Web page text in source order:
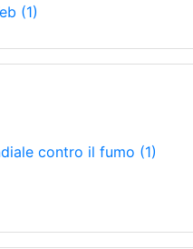
(1)
contro il fumo (1)